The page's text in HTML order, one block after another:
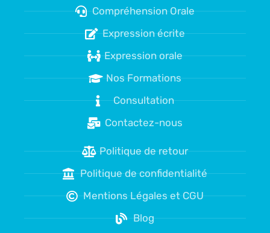
Compréhension Orale
Expression écrite
Expression orale
Nos Formations
Consultation
Contactez-nous
Politique de retour
Politique de confidentialité
Mentions Légales et CGU
Blog